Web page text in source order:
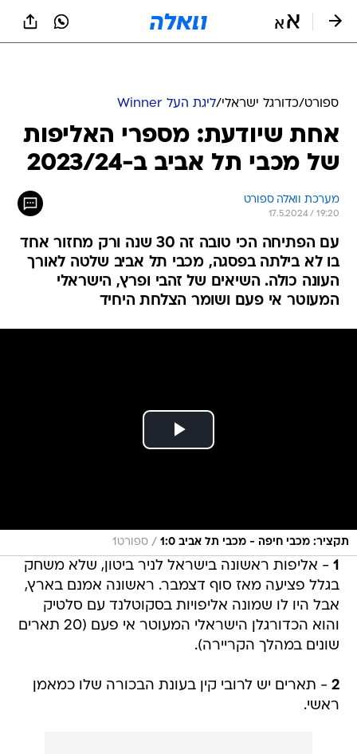
ספורט/כדורגל ישראלי/ליגת העל Winner
אחת שיודעת: מספרי האליפות
של מכבי תל אביב ב-2023/24
מערכת וואלה ספורט
17.5.2024 / 19:20
עם הפתיחה הכי טובה זה 30 שנה ורק מחזור אחד
בו לא בילתה בפסגה, מכבי תל אביב שלטה לאורך
העונה כולה. השיאים של זהבי ופרץ, הישראלי
המעוטר אי פעם ושומר הצלחת היחיד
תקציר: מכבי חיפה - מכבי תל אביב 1:0 / ספורט1
1 - אליפות ראשונה בישראל לניר ביטון, שלא משחק
בגלל פציעה מאז סוף דצמבר. ראשונה אמנם בארץ,
אבל היו לו שמונה אליפויות בסקוטלנד עם סלטיק
והוא הכדורגלן הישראלי המעוטר אי פעם (20 תארים
שונים במהלך הקריירה).
2 - תארים יש לרובי קין בעונת הבכורה שלו כמאמן
ראשי.